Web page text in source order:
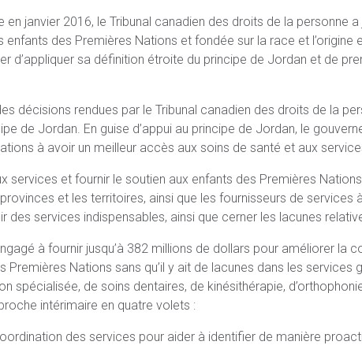
en janvier 2016, le Tribunal canadien des droits de la
enfants des Premières Nations et fondée sur la race et
d’appliquer sa définition étroite du principe de Jordan et de
décisions rendues par le Tribunal canadien des droits de la
de Jordan. En guise d’appui au principe de Jordan, le
à avoir un meilleur accès aux soins de santé et aux
services et fournir le soutien aux enfants des Premières
et les territoires, ainsi que les fournisseurs de
des services indispensables, ainsi que cerner les lacunes
à fournir jusqu’à 382 millions de dollars pour améliorer
Premières Nations sans qu’il y ait de lacunes dans les
spécialisée, de soins dentaires, de kinésithérapie,
intérimaire en quatre volets :
des services pour aider à identifier de manière